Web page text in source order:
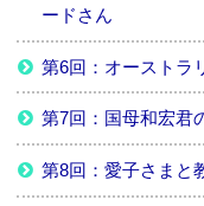
ードさん
第6回：オーストラ
第7回：国母和宏君
第8回：愛子さまと